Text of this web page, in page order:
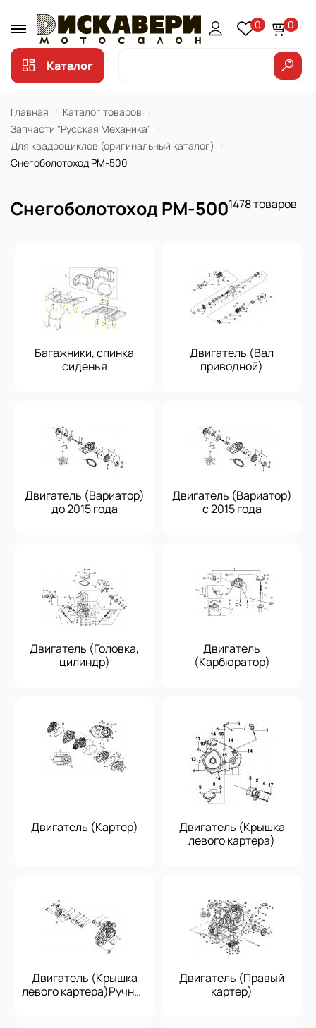
0 0
Каталог
Главная
Каталог товаров
Запчасти "Русская Механика"
Для квадроциклов (оригинальный каталог)
Снегоболотоход РМ-500
Снегоболотоход РМ-5001478 товаров
Багажники, спинка
сиденья
Двигатель (Вал
приводной)
Двигатель (Вариатор)
до 2015 года
Двигатель (Вариатор)
с 2015 года
Двигатель (Головка,
цилиндр)
Двигатель
(Карбюратор)
Двигатель (Картер)
Двигатель (Крышка
левого картера)
Двигатель (Крышка
левого картера)Ручной
Двигатель (Правый
картер)